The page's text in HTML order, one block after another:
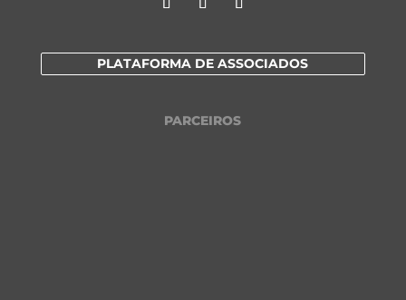
PLATAFORMA DE ASSOCIADOS
PARCEIROS